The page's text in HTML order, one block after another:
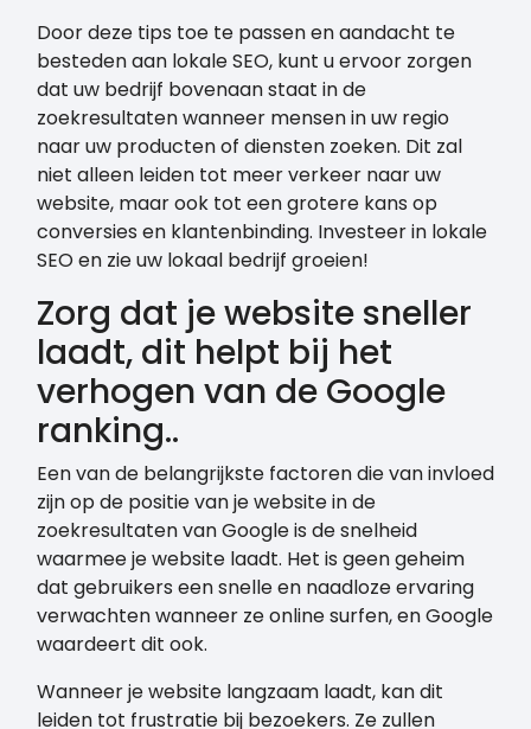
Door deze tips toe te passen en aandacht te
besteden aan lokale SEO, kunt u ervoor zorgen
dat uw bedrijf bovenaan staat in de
zoekresultaten wanneer mensen in uw regio
naar uw producten of diensten zoeken. Dit zal
niet alleen leiden tot meer verkeer naar uw
website, maar ook tot een grotere kans op
conversies en klantenbinding. Investeer in lokale
SEO en zie uw lokaal bedrijf groeien!
Zorg dat je website sneller
laadt, dit helpt bij het
verhogen van de Google
ranking..
Een van de belangrijkste factoren die van invloed
zijn op de positie van je website in de
zoekresultaten van Google is de snelheid
waarmee je website laadt. Het is geen geheim
dat gebruikers een snelle en naadloze ervaring
verwachten wanneer ze online surfen, en Google
waardeert dit ook.
Wanneer je website langzaam laadt, kan dit
leiden tot frustratie bij bezoekers. Ze zullen